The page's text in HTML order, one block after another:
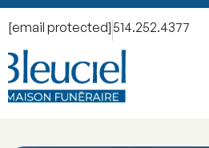
[email protected] 514.252.4377